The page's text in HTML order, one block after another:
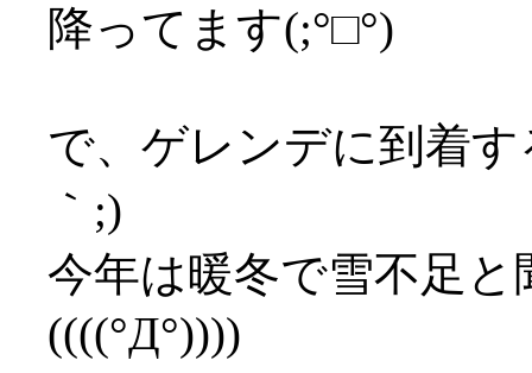
降ってます(;°□°)
で、ゲレンデに到着
｀;)
今年は暖冬で雪不足
((((°Д°))))